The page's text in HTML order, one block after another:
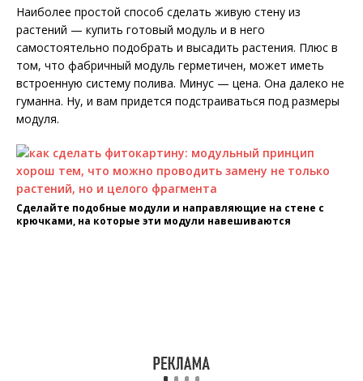
Наиболее простой способ сделать живую стену из
растений — купить готовый модуль и в него
самостоятельно подобрать и высадить растения. Плюс в
том, что фабричный модуль герметичен, может иметь
встроенную систему полива. Минус — цена. Она далеко не
гуманна. Ну, и вам придется подстраиваться под размеры
модуля.
Сделайте подобные модули и направляющие на стене с
крючками, на которые эти модули навешиваются